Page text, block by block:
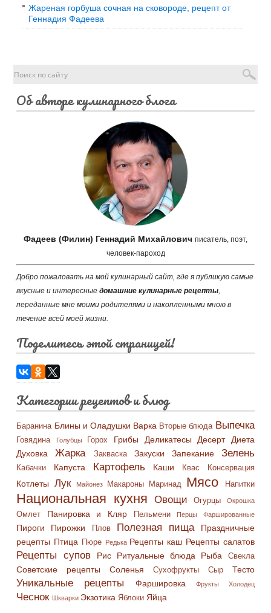
Жареная горбуша сочная на сковороде, рецепт от
Геннадия Фадеева
Об авторе кулинарного блога
Фадеев (Филин) Геннадий Михайлович писатель, поэт,
человек-пароход
Добро пожаловать на мой кулинарный сайт, где я публикую самые
вкусные и интересныедомашние кулинарные рецепты
переданные мне моими родителями и накопленными мною в
течение всей моей жизни.
Поделитесь этой страницей!
Категории рецептов и блюд
Баранина Блины и Оладушки Варка Вторые блюда Выпечка
Говядина Голубцы Горох Грибы Деликатесы Десерт
Диета
Духовка
Жарка Закваска Закуски Запекание Зелень
Кабачки Капуста Картофель Каши Квас Консервация
Котлеты Лук Майонез Макароны Маринад Мясо Напитки
Национальная кухня Овощи Огурцы Окрошка
Омлет Панировка и Кляр Пельмени Перцы Фаршированные
Пироги Пирожки Плов Полезная пища
Праздничные
рецепты Птица Пюре Редька Рецепты каш Рецепты салатов
Рецепты супов Рис Ритуальные блюда Рыба Свекла
Советские рецепты Соленья Сухофрукты Сыр Тесто
Уникальные рецепты Фаршировка Фрукты Холодец
Чеснок Шкварки Экзотика Яблоки Яйца